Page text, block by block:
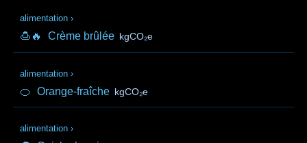
alimentation ›
🍮🔥 Crème brûlée kgCO₂e
alimentation ›
🍊 Orange-fraîche kgCO₂e
alimentation ›